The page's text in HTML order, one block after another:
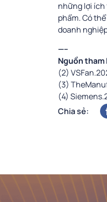
những lợi ích
phẩm. Có
doanh
—–
Nguồn tham
(2)
(3)
(4)
Chia sẻ: